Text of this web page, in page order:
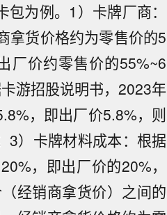
为例。1）卡牌厂商：
拿货价格约为零售价的5
厂价约零售价的55%~6
游招股说明书，2023年
，即出厂价5.8%，则
3）卡牌材料成本：根据
，即出厂价的20%，
经销商拿货价）之间的